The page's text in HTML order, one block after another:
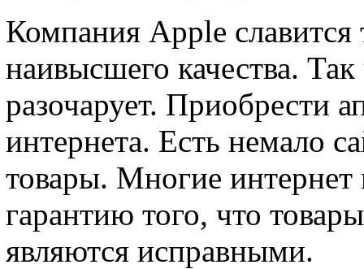
Компания Apple славится
наивысшего качества.
разочарует. Приобрести
интернета. Есть немало
товары. Многие интернет
гарантию того, что
являются исправными.